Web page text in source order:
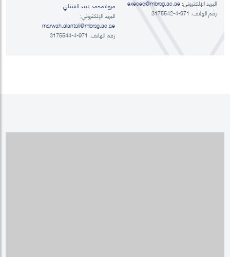
البريد الإلكتروني:execed@mbrsg.ac.ae
رقم الهاتف: 971-4-3175542
مروة محمد عبيد العنتلي
البريد الإلكتروني:
marwah.alantali@mbrsg.ac.ae​
رقم الهاتف: 971-4-3175544